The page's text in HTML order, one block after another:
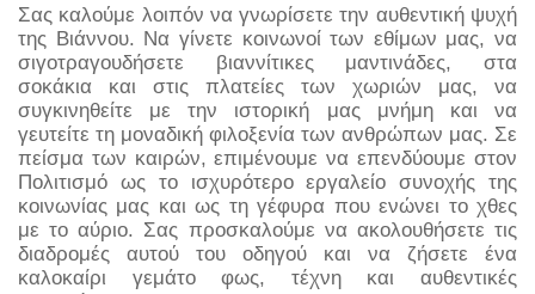
Σας καλούμε λοιπόν να γνωρίσετε την αυθεντική ψυχή
της Βιάννου. Να γίνετε κοινωνοί των εθίμων μας, να
σιγοτραγουδήσετε βιαννίτικες μαντινάδες, στα
σοκάκια και στις πλατείες των χωριών μας, να
συγκινηθείτε με την ιστορική μας μνήμη και να
γευτείτε τη μοναδική φιλοξενία των ανθρώπων μας. Σε
πείσμα των καιρών, επιμένουμε να επενδύουμε στον
Πολιτισμό ως το ισχυρότερο εργαλείο συνοχής της
κοινωνίας μας και ως τη γέφυρα που ενώνει το χθες
με το αύριο. Σας προσκαλούμε να ακολουθήσετε τις
διαδρομές αυτού του οδηγού και να ζήσετε ένα
καλοκαίρι γεμάτο φως, τέχνη και αυθεντικές